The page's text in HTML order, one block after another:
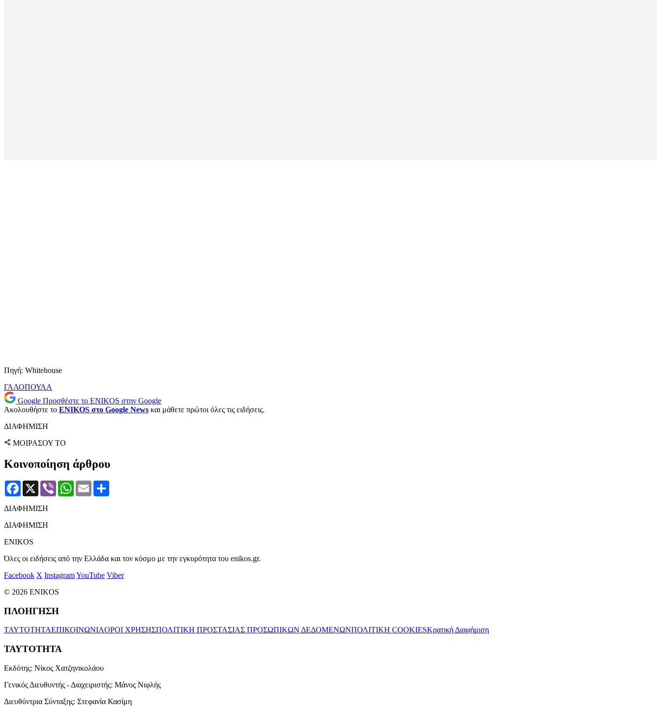
Πηγή: Whitehouse
ΓΑΛΟΠΟΥΛΑ
Google Προσθέστε το ENIKOS στην Google
Ακολουθήστε το ENIKOS στο Google News και μάθετε πρώτοι όλες τις ειδήσεις.
ΔΙΑΦΗΜΙΣΗ
ΜΟΙΡΑΣΟΥ ΤΟ
Κοινοποίηση άρθρου
Facebook
X Viber WhatsApp
Email
ΔΙΑΦΗΜΙΣΗ
ΔΙΑΦΗΜΙΣΗ
ENIKOS
Όλες οι ειδήσεις από την Ελλάδα και τον κόσμο με την εγκυρότητα του enikos.gr.
Facebook X InstagramYouTube Viber
© 2026 ENIKOS
ΠΛΟΗΓΗΣΗ
ΤΑΥΤΟΤΗΤΑΕΠΙΚΟΙΝΩΝΙΑΟΡΟΙ ΧΡΗΣΗΣΠΟΛΙΤΙΚΗ ΠΡΟΣΤΑΣΙΑΣ ΠΡΟΣΩΠΙΚΩΝ ΔΕΔΟΜΕΝΩΝΠΟΛΙΤΙΚΗ COOKIESΚρατική Διαφήμιση
ΤΑΥΤΟΤΗΤΑ
Εκδότης: Νίκος Χατζηνικολάου
Γενικός Διευθυντής - Διαχειριστής: Μάνος Νιφλής
Διευθύντρια Σύνταξης: Στεφανία Κασίμη